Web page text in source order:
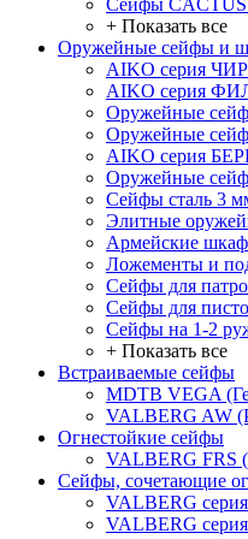
Сейфы CACTUS
+ Показать все
Оружейные сейфы и
AIKO серия
AIKO серия
Оружейные
Оружейные
AIKO серия
Оружейные
Сейфы сталь 3
Элитные
Армейские
Ложементы и
Сейфы для
Сейфы для
Сейфы на 1-2
+ Показать все
Встраиваемые сейфы
MDTB VEGA
VALBERG AW
Огнестойкие сейфы
VALBERG FRS
Сейфы, сочетающие
VALBERG
VALBERG